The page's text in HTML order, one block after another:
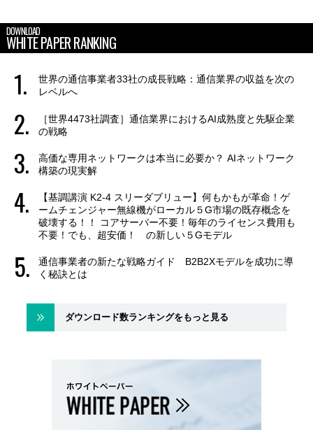
DOWNLOAD
WHITE PAPER RANKING
世界の通信事業者33社の成長戦略：通信業界の収益を次の
レベルへ
［世界4473社調査］通信業界におけるAI成熟度と先駆企業
の戦略
高価な専用ネットワークは本当に必要か？ AIネットワーク
構築の現実解
【基調講演 K2-4 スリーダブリュー】何もかもが革命！ゲ
ームチェンジャー無線機がローカル５G市場の既存概念を
破壊する！！ コアサーバー不要！毎年のライセンス費用も
不要！でも、超安価！ の新しい５Gモデル
通信事業者の新たな戦略ガイド B2B2Xモデルを成功に導
く秘訣とは
ダウンロード数ランキングをもっと見る